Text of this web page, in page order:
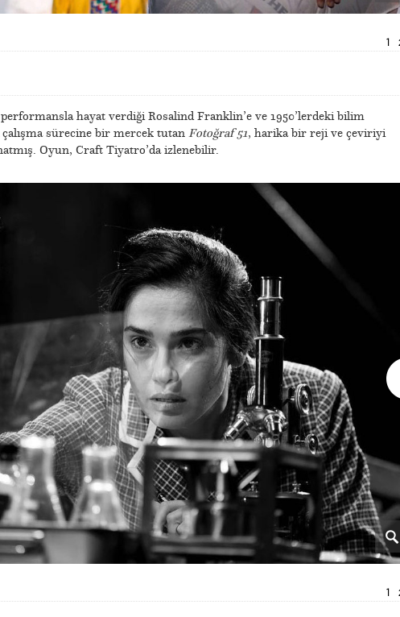
1
hayat verdiği Rosalind Franklin’e ve 1950’lerdeki bilim
sürecine bir mercek tutan Fotoğraf 51, harika bir reji ve çeviriyi
Oyun, Craft Tiyatro’da izlenebilir.
1